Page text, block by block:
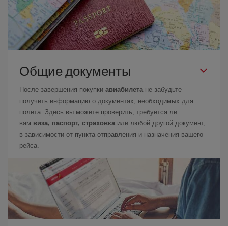
Общие документы
После завершения покупки авиабилета не забудьте
получить информацию о документах, необходимых для
полета. Здесь вы можете проверить, требуется ли
вам виза, паспорт, страховка или любой другой документ,
в зависимости от пункта отправления и назначения вашего
рейса.